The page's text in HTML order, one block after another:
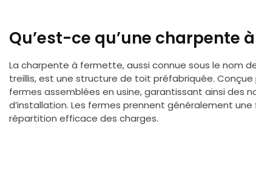
Qu’est-ce qu’une charpente
La charpente à fermette, aussi connue sous le nom
treillis, est une structure de toit préfabriquée.
fermes assemblées en usine, garantissant ainsi des
d’installation. Les fermes prennent généralement
répartition efficace des charges.